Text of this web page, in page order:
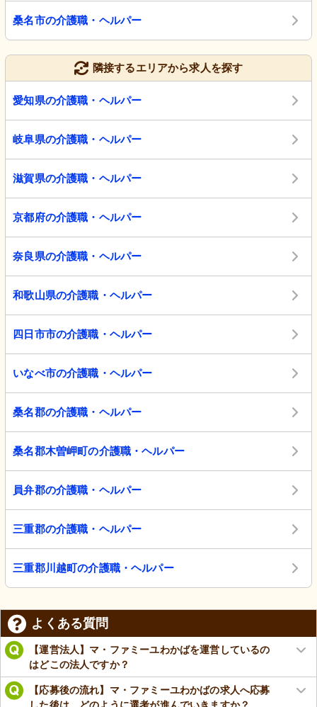
桑名市の介護職・ヘルパー
隣接するエリアから求人を探す
愛知県の介護職・ヘルパー
岐阜県の介護職・ヘルパー
滋賀県の介護職・ヘルパー
京都府の介護職・ヘルパー
奈良県の介護職・ヘルパー
和歌山県の介護職・ヘルパー
四日市市の介護職・ヘルパー
いなべ市の介護職・ヘルパー
桑名郡の介護職・ヘルパー
桑名郡木曽岬町の介護職・ヘルパー
員弁郡の介護職・ヘルパー
三重郡の介護職・ヘルパー
三重郡川越町の介護職・ヘルパー
よくある質問
【運営法人】マ・ファミーユわかばを運営しているの
はどこの法人ですか？
【応募後の流れ】マ・ファミーユわかばの求人へ応募